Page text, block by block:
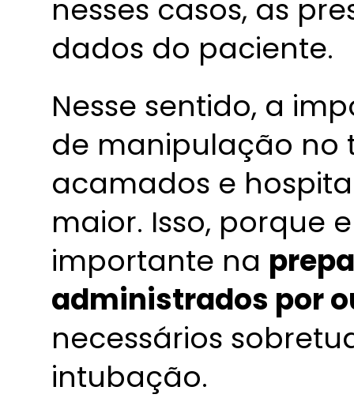
nesses casos, as
dados do paciente.
Nesse sentido, a
de manipulação no
acamados e
maior. Isso, porque
importante na
administrados por
necessários
intubação.